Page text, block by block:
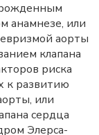
анамнезе, или
аорты
клапана
риска
к развитию
или
сердца
Элерса-